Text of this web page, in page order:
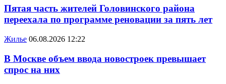
Пятая часть жителей Головинского района
переехала по программе реновации за пять лет
Жилье 06.08.2026 12:22
В Москве объем ввода новостроек превышает
спрос на них